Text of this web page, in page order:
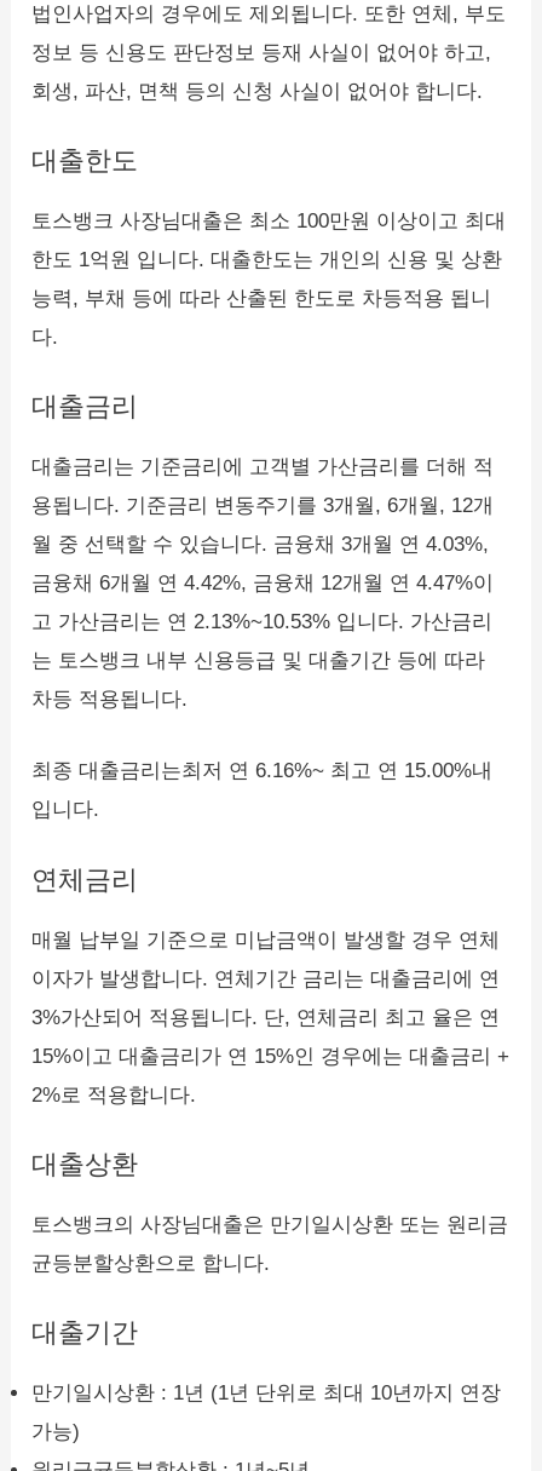
법인사업자의 경우에도 제외됩니다. 또한 연체, 부도
정보 등 신용도 판단정보 등재 사실이 없어야 하고,
회생, 파산, 면책 등의 신청 사실이 없어야 합니다.
대출한도
토스뱅크 사장님대출은 최소 100만원 이상이고 최대
한도 1억원 입니다. 대출한도는 개인의 신용 및 상환
능력, 부채 등에 따라 산출된 한도로 차등적용 됩니
다.
대출금리
대출금리는 기준금리에 고객별 가산금리를 더해 적
용됩니다. 기준금리 변동주기를 3개월, 6개월, 12개
월 중 선택할 수 있습니다. 금융채 3개월 연 4.03%,
금융채 6개월 연 4.42%, 금융채 12개월 연 4.47%이
고 가산금리는 연 2.13%~10.53% 입니다. 가산금리
는 토스뱅크 내부 신용등급 및 대출기간 등에 따라
차등 적용됩니다.
최종 대출금리는최저 연 6.16%~ 최고 연 15.00%내
입니다.
연체금리
매월 납부일 기준으로 미납금액이 발생할 경우 연체
이자가 발생합니다. 연체기간 금리는 대출금리에 연
3%가산되어 적용됩니다. 단, 연체금리 최고 율은 연
15%이고 대출금리가 연 15%인 경우에는 대출금리 +
2%로 적용합니다.
대출상환
토스뱅크의 사장님대출은 만기일시상환 또는 원리금
균등분할상환으로 합니다.
대출기간
만기일시상환 : 1년 (1년 단위로 최대 10년까지 연장
가능)